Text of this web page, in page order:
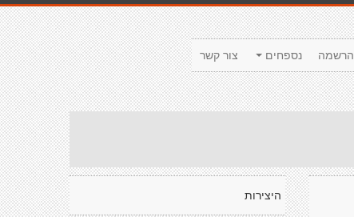
צור קשר נספחים הרשמה
היצירות